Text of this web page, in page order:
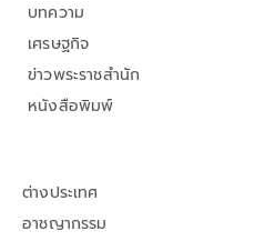
บทความ
เศรษฐกิจ
ข่าวพระราชสำนัก
หนังสือพิมพ์
ต่างประเทศ
อาชญากรรม